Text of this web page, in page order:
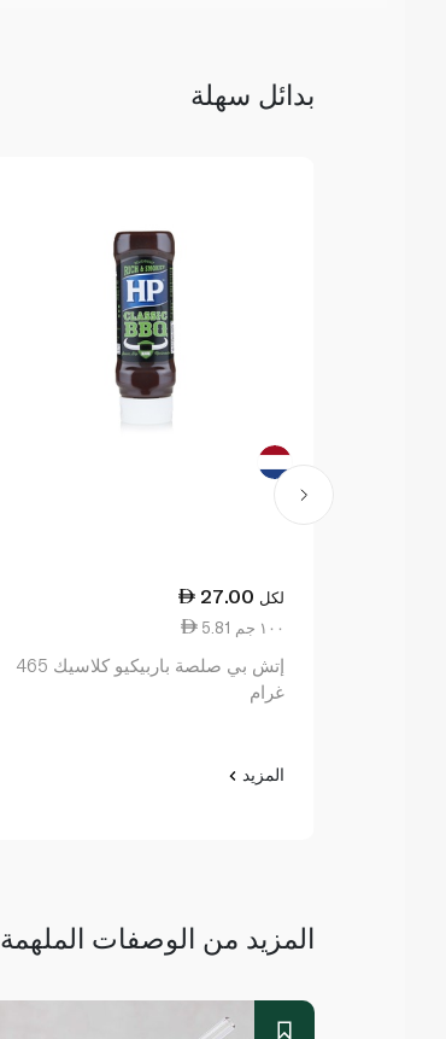
بدائل سهلة
27.00 لكل
5.81 ١٠٠ جم
إتش بي صلصة باربيكيو كلاسيك 465
غرام
المزيد
المزيد من الوصفات الملهمة